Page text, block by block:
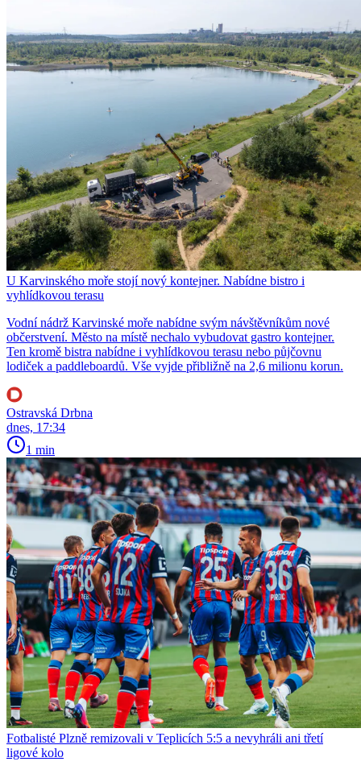
U Karvinského moře stojí nový kontejner. Nabídne bistro i
vyhlídkovou terasu
Vodní nádrž Karvinské moře nabídne svým návštěvníkům nové
občerstvení. Město na místě nechalo vybudovat gastro kontejner.
Ten kromě bistra nabídne i vyhlídkovou terasu nebo půjčovnu
lodiček a paddleboardů. Vše vyjde přibližně na 2,6 milionu korun.
Ostravská Drbna
dnes, 17:34
1 min
Fotbalisté Plzně remizovali v Teplicích 5:5 a nevyhráli ani třetí
ligové kolo